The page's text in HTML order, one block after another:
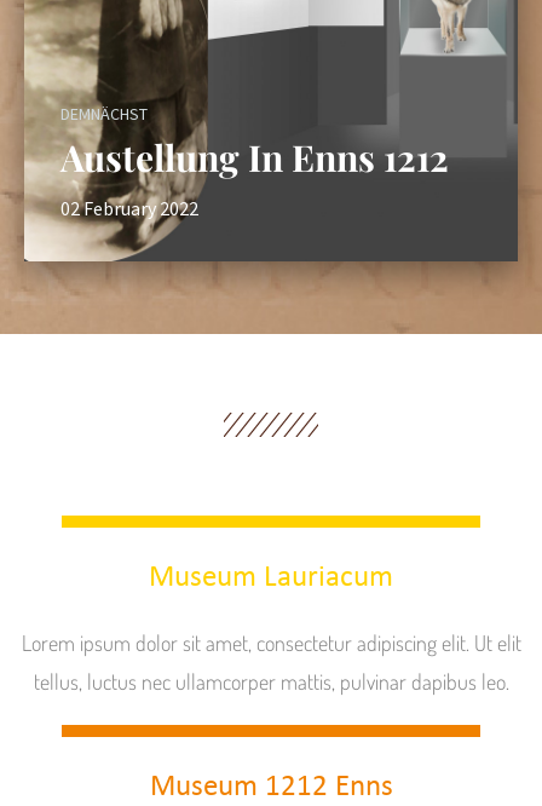
DEMNÄCHST
Austellung In Enns 1212
02 February 2022
Museum Lauriacum
Lorem ipsum dolor sit amet, consectetur adipiscing elit. Ut elit
tellus, luctus nec ullamcorper mattis, pulvinar dapibus leo.
Museum 1212 Enns